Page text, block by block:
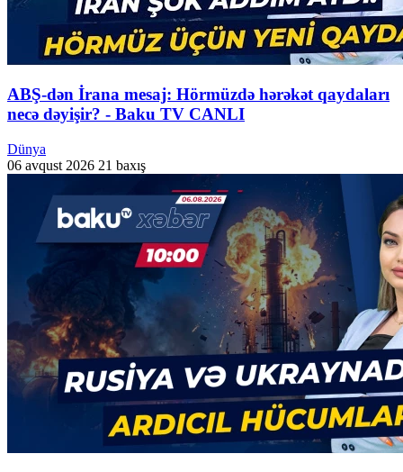
ABŞ-dən İrana mesaj: Hörmüzdə hərəkət qaydaları
necə dəyişir? - Baku TV CANLI
Dünya
06 avqust 2026 21 baxış